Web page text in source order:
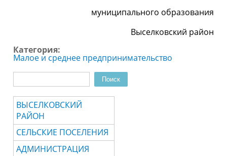
муниципального образования
Выселковский район
Категория:
Малое и среднее предпринимательство
Поиск
ВЫСЕЛКОВСКИЙ
РАЙОН
СЕЛЬСКИЕ ПОСЕЛЕНИЯ
АДМИНИСТРАЦИЯ